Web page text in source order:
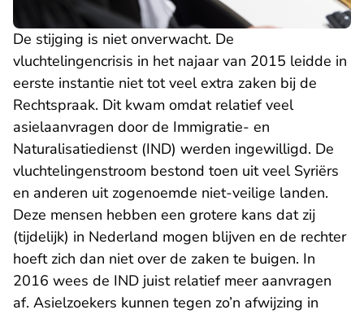
De stijging is niet onverwacht. De
vluchtelingencrisis in het najaar van 2015 leidde in
eerste instantie niet tot veel extra zaken bij de
Rechtspraak. Dit kwam omdat relatief veel
asielaanvragen door de Immigratie- en
Naturalisatiedienst (IND) werden ingewilligd. De
vluchtelingenstroom bestond toen uit veel Syriërs
en anderen uit zogenoemde niet-veilige landen.
Deze mensen hebben een grotere kans dat zij
(tijdelijk) in Nederland mogen blijven en de rechter
hoeft zich dan niet over de zaken te buigen. In
2016 wees de IND juist relatief meer aanvragen
af. Asielzoekers kunnen tegen zo’n afwijzing in